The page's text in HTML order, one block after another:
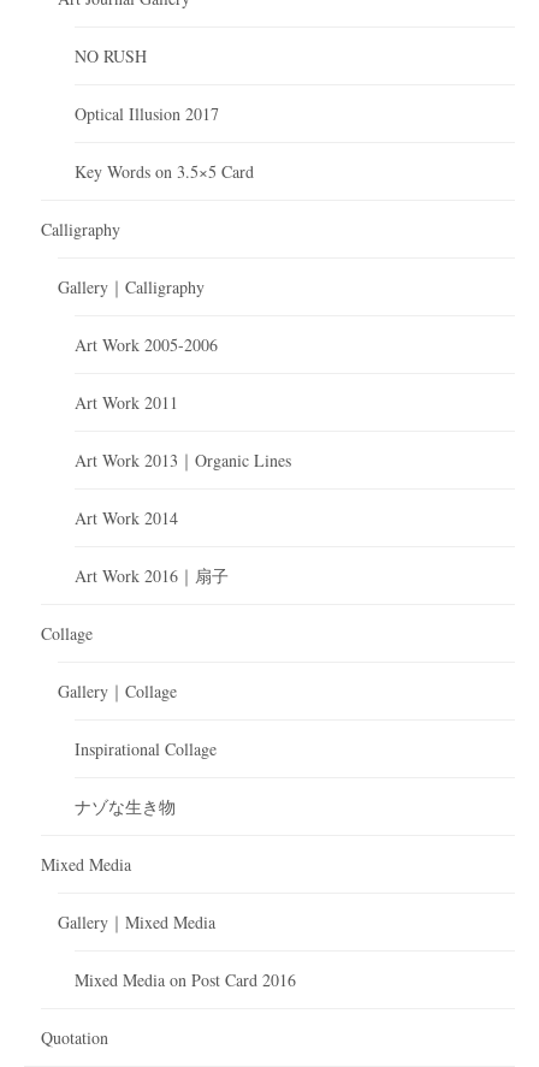
NO RUSH
Optical Illusion 2017
Key Words on 3.5×5 Card
Calligraphy
Gallery｜Calligraphy
Art Work 2005-2006
Art Work 2011
Art Work 2013｜Organic Lines
Art Work 2014
Art Work 2016｜扇子
Collage
Gallery｜Collage
Inspirational Collage
ナゾな生き物
Mixed Media
Gallery｜Mixed Media
Mixed Media on Post Card 2016
Quotation